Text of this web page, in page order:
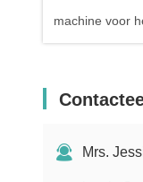
machine voor
Mrs.